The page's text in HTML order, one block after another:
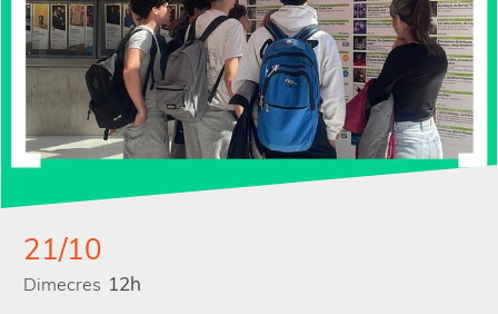
21/10
Dimecres 12h